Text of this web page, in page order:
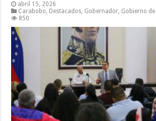
abril 15, 2026
Carabobo, Destacados, Gobernador, Gobierno
850